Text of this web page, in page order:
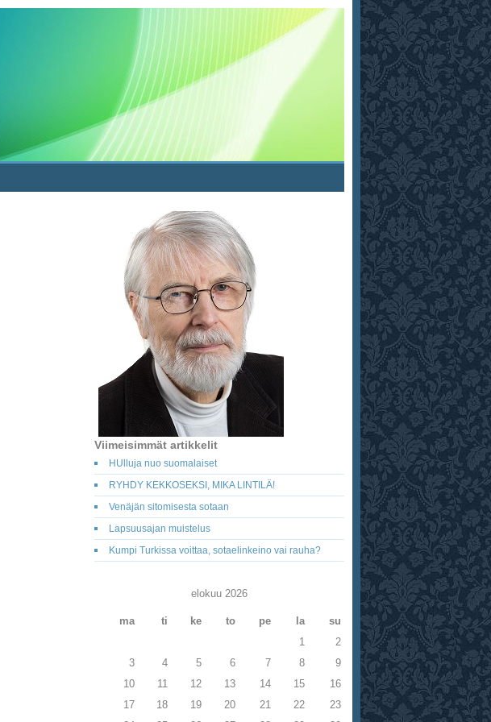
Viimeisimmät artikkelit
HUlluja nuo suomalaiset
RYHDY KEKKOSEKSI, MIKA LINTILÄ!
Venäjän sitomisesta sotaan
Lapsuusajan muistelus
Kumpi Turkissa voittaa, sotaelinkeino vai rauha?
elokuu 2026
ma ti ke to pe la
su
1
2
3
4 5 6 7 8
9
10
11 12 13 14 15
16
17
18 19 20 21 22
23